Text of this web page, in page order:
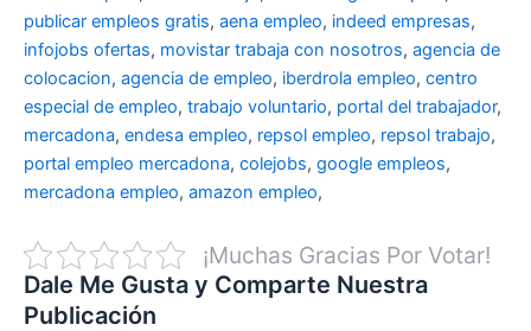
publicar empleos gratis, aena empleo, indeed empresas,
infojobs ofertas, movistar trabaja con nosotros, agencia de
colocacion, agencia de empleo, iberdrola empleo, centro
especial de empleo, trabajo voluntario, portal del trabajador,
mercadona, endesa empleo, repsol empleo, repsol trabajo,
portal empleo mercadona, colejobs, google empleos,
mercadona empleo, amazon empleo,
¡Muchas Gracias Por Votar!
Dale Me Gusta y Comparte Nuestra
Publicación